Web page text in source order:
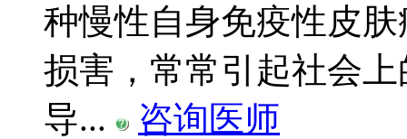
种慢性自身免疫性皮
损害，常常引起社会
导...
咨询医师